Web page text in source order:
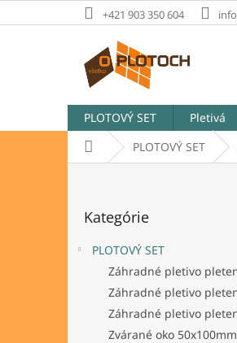
na
+421 903 350 604
PLOTOVÝ SET Pletivá
DomovPLOTOVÝ SET
kategórie
Kategórie
PLOTOVÝ SET
Záhradné pletivo
Záhradné pletivo
Záhradné pletivo
Zvárané oko